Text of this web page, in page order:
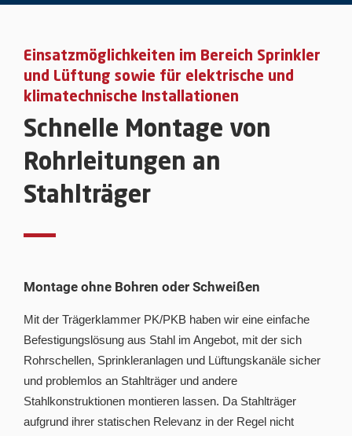
Einsatzmöglichkeiten im Bereich Sprinkler
und Lüftung sowie für elektrische und
klimatechnische Installationen
Schnelle Montage von
Rohrleitungen an
Stahlträger
Montage ohne Bohren oder Schweißen
Mit der Trägerklammer PK/PKB haben wir eine einfache
Befestigungslösung aus Stahl im Angebot, mit der sich
Rohrschellen, Sprinkleranlagen und Lüftungskanäle sicher
und problemlos an Stahlträger und andere
Stahlkonstruktionen montieren lassen. Da Stahlträger
aufgrund ihrer statischen Relevanz in der Regel nicht